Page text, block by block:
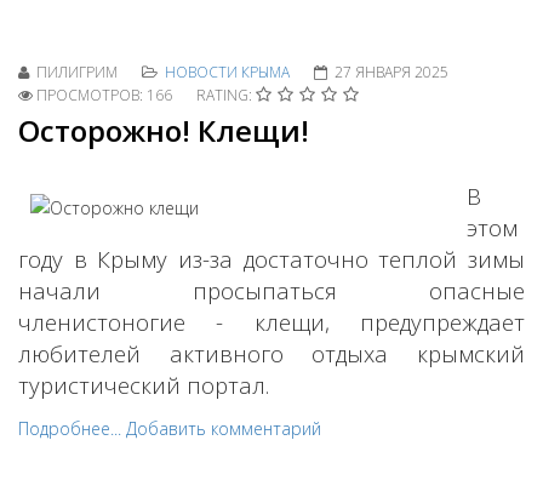
ПИЛИГРИМ НОВОСТИ КРЫМА
27 ЯНВАРЯ 2025
ПРОСМОТРОВ: 166
RATING:
Осторожно! Клещи!
В
этом
году в Крыму из-за достаточно теплой зимы
начали просыпаться опасные
членистоногие - клещи, предупреждает
любителей активного отдыха крымский
туристический портал.
Подробнее... Добавить комментарий